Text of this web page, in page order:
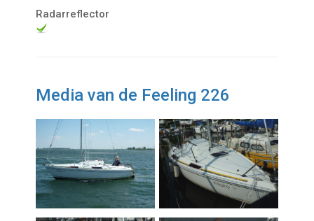
Radarreflector
Media van de Feeling 226